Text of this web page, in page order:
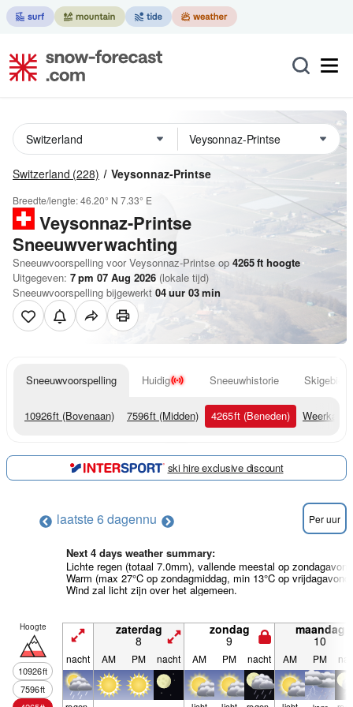
Switzerland (228) Veysonnaz-Printse
Breedte/lengte:46.20° N 7.33° E
Veysonnaz-Printse
Sneeuwverwachting
Sneeuwvoorspelling voor Veysonnaz-Printse op 4265ft hoogte
Uitgegeven: 7 pm 07 Aug 2026 (lokale tijd)
Sneeuwvoorspelling bijgewerkt 04uur 03min
Sneeuwvoorspelling Huidig Sneeuwhistorie Skigebied
10926ft (Bovenaan) 7596ft (Midden) 4265ft (Beneden)
ski hire exclusive discount
laatste 6 dagennu Per uur
Next 4 days weather summary:
Lichte regen (totaal 7.0mm), vallende meestal op
Warm (max 27°C op zondagmiddag, min 13°C op
Wind zal licht zijn over het algemeen.
Hoogte
10926ft
7596ft
zaterdag
8
zondag
9
maandag
10
nacht AM PM nacht AM PM nacht AM PM